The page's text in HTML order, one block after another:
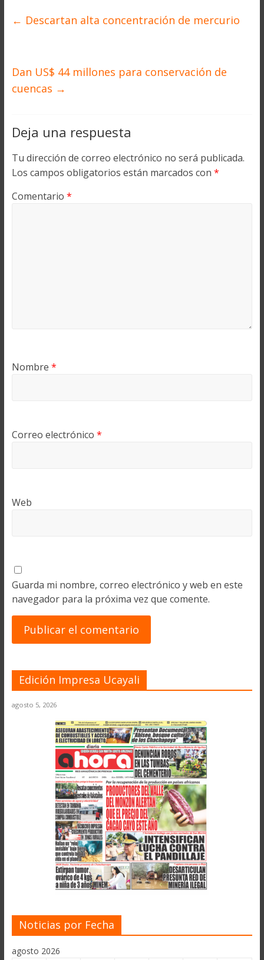
← Descartan alta concentración de mercurio
Dan US$ 44 millones para conservación de
cuencas →
Deja una respuesta
Tu dirección de correo electrónico no será publicada.
Los campos obligatorios están marcados con *
Comentario *
Nombre *
Correo electrónico *
Web
Guarda mi nombre, correo electrónico y web en este
navegador para la próxima vez que comente.
Edición Impresa Ucayali
agosto 5, 2026
Noticias por Fecha
agosto 2026